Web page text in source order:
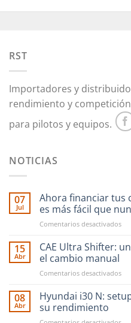
elegir
en
página
de
producto
RST
Importadores y
rendimiento y
para pilotos y equipos.
NOTICIAS
07
Jul
Ahora financiar tus
es más fácil que
Comentarios desactivadosen
tus
en
15
Abr
CAE Ultra Shifter:
el cambio manual
Comentarios desactivadosen
08
Abr
Hyundai i30 N:
su rendimiento